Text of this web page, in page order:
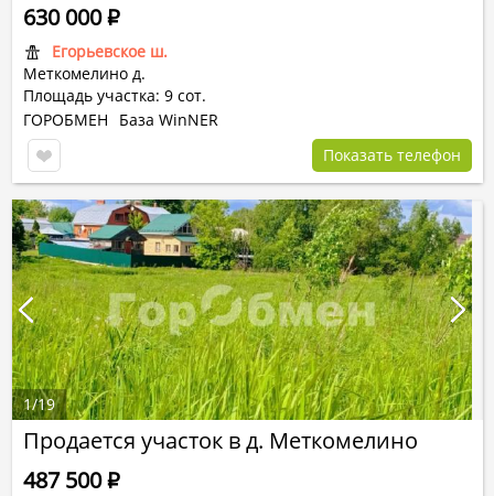
Егорьевское ш.
Меткомелино д.
Площадь участка: 9 сот.
630 000Р
ГОРОБМЕН
База WinNER
Показать телефон
Продается участок в д. Меткомелино
487 500Р
1/19